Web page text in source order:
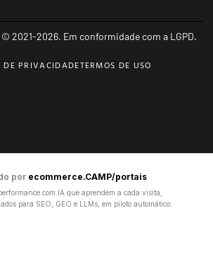
2021-2026. Em conformidade com a LGPD.
DE PRIVACIDADETERMOS DE USO
por ecommerce.CAMP/portais
com IA que aprendem a cada visita,
para SEO, GEO e LLMs, em piloto automático.